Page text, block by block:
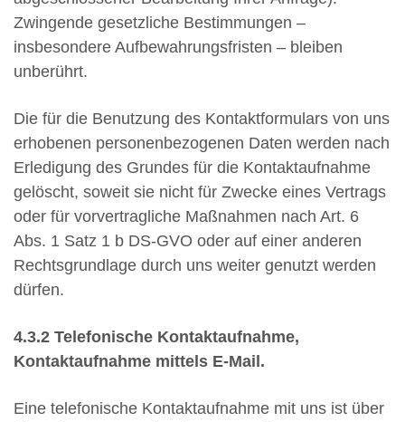
Zwingende gesetzliche Bestimmungen –
insbesondere Aufbewahrungsfristen – bleiben
unberührt.
Die für die Benutzung des Kontaktformulars von uns
erhobenen personenbezogenen Daten werden nach
Erledigung des Grundes für die Kontaktaufnahme
gelöscht, soweit sie nicht für Zwecke eines Vertrags
oder für vorvertragliche Maßnahmen nach Art. 6
Abs. 1 Satz 1 b DS-GVO oder auf einer anderen
Rechtsgrundlage durch uns weiter genutzt werden
dürfen.
4.3.2 Telefonische Kontaktaufnahme,
Kontaktaufnahme mittels E-Mail.
Eine telefonische Kontaktaufnahme mit uns ist über